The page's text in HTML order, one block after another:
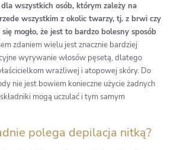
wszystkich osób, którym zależy na
wszystkim z okolic twarzy, tj. z brwi czy
mogło, że jest to bardzo bolesny sposób
zdaniem wielu jest znacznie bardziej
wyrywanie włosów pęsetą, dlatego
wrażliwej i atopowej skóry. Do
nie jest bowiem konieczne użycie żadnych
mogą uczulać i tym samym
polega depilacja nitką?